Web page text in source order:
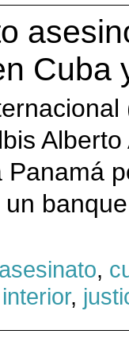
Cuba
Panamá
un
asesinato,
interior,